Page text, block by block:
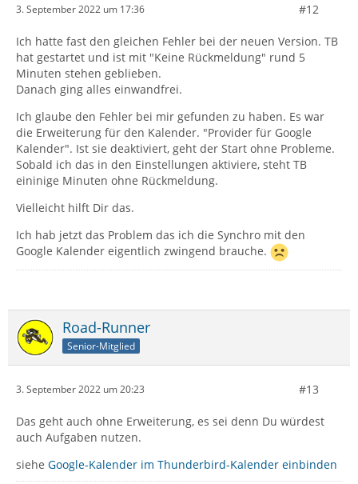
3. September 2022 um 17:36 #12
Ich hatte fast den gleichen Fehler bei der neuen Version. TB
hat gestartet und ist mit "Keine Rückmeldung" rund 5
Minuten stehen geblieben.
Danach ging alles einwandfrei.
Ich glaube den Fehler bei mir gefunden zu haben. Es war
die Erweiterung für den Kalender. "Provider für Google
Kalender". Ist sie deaktiviert, geht der Start ohne Probleme.
Sobald ich das in den Einstellungen aktiviere, steht TB
eininige Minuten ohne Rückmeldung.
Vielleicht hilft Dir das.
Ich hab jetzt das Problem das ich die Synchro mit den
Google Kalender eigentlich zwingend brauche.
Road-Runner
Senior-Mitglied
3. September 2022 um 20:23 #13
Das geht auch ohne Erweiterung, es sei denn Du würdest
auch Aufgaben nutzen.
siehe Google-Kalender im Thunderbird-Kalender einbinden